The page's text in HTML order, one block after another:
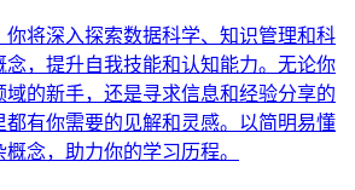
你将深入探索数据科学、知识管理和科
念，提升自我技能和认知能力。无论你
域的新手，还是寻求信息和经验分享的
都有你需要的见解和灵感。以简明易懂
念，助力你的学习历程。